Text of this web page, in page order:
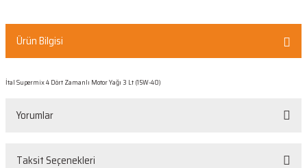
Ürün Bilgisi
İtal Supermix 4 Dört Zamanlı Motor Yağı 3 Lt (15W-40)
Yorumlar
Taksit Seçenekleri